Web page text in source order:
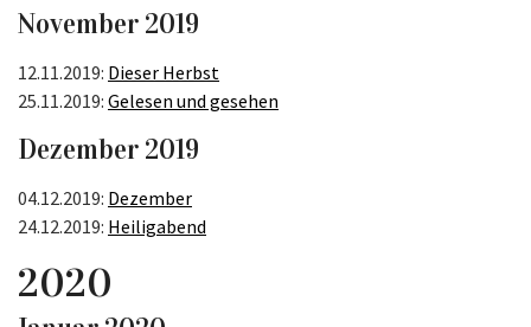
November 2019
12.11.2019: Dieser Herbst
25.11.2019: Gelesen und gesehen
Dezember 2019
04.12.2019: Dezember
24.12.2019: Heiligabend
2020